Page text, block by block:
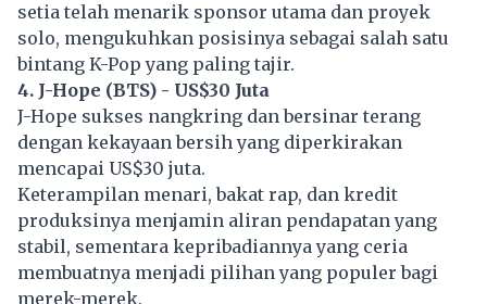
setia telah menarik sponsor utama dan proyek
solo, mengukuhkan posisinya sebagai salah satu
bintang K-Pop yang paling tajir.
4. J-Hope (BTS) - US$30 Juta
J-Hope sukses nangkring dan bersinar terang
dengan kekayaan bersih yang diperkirakan
mencapai US$30 juta.
Keterampilan menari, bakat rap, dan kredit
produksinya menjamin aliran pendapatan yang
stabil, sementara kepribadiannya yang ceria
membuatnya menjadi pilihan yang populer bagi
merek-merek.